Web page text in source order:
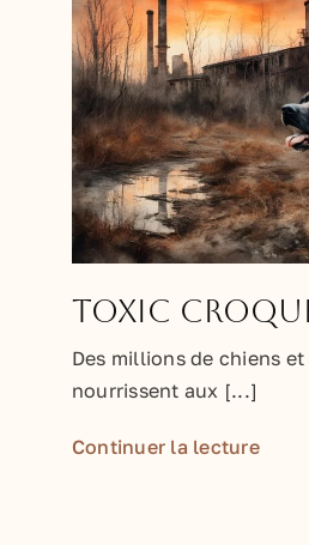
Toxic
Des millions de chiens
nourrissent aux [...]
Continuer la lecture